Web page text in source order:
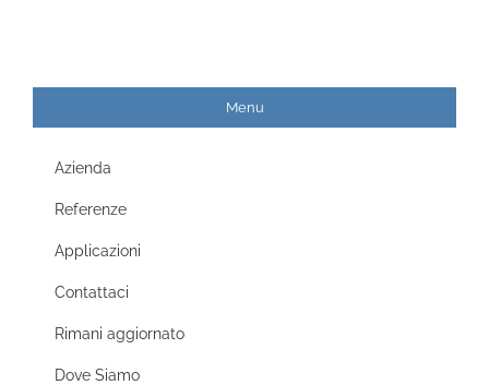
Menu
Azienda
Referenze
Applicazioni
Contattaci
Rimani aggiornato
Dove Siamo